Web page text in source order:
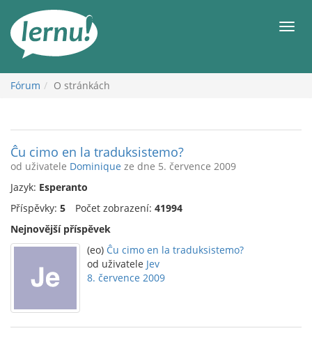
obsahu
Fórum O stránkách
Ĉu cimo en la traduksistemo?
od uživatele Dominique ze dne 5. července 2009
Jazyk: Esperanto
Příspěvky: 5 Počet zobrazení: 41994
Nejnovější příspěvek
(eo) Ĉu cimo en la traduksistemo?
od uživatele Jev
8. července 2009